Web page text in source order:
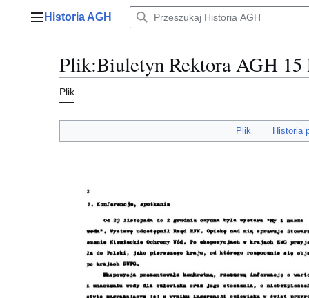
Menu główne
Historia AGH
Plik:Biuletyn Rektora AGH 15
Plik
Plik Historia